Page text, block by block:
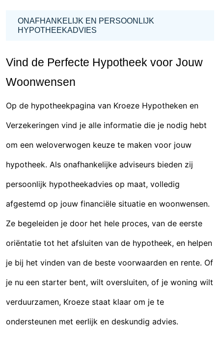
ONAFHANKELIJK EN PERSOONLIJK
HYPOTHEEKADVIES
Vind de Perfecte Hypotheek voor Jouw
Woonwensen
Op de hypotheekpagina van Kroeze Hypotheken en
Verzekeringen vind je alle informatie die je nodig hebt
om een weloverwogen keuze te maken voor jouw
hypotheek. Als onafhankelijke adviseurs bieden zij
persoonlijk hypotheekadvies op maat, volledig
afgestemd op jouw financiële situatie en woonwensen.
Ze begeleiden je door het hele proces, van de eerste
oriëntatie tot het afsluiten van de hypotheek, en helpen
je bij het vinden van de beste voorwaarden en rente. Of
je nu een starter bent, wilt oversluiten, of je woning wilt
verduurzamen, Kroeze staat klaar om je te
ondersteunen met eerlijk en deskundig advies.